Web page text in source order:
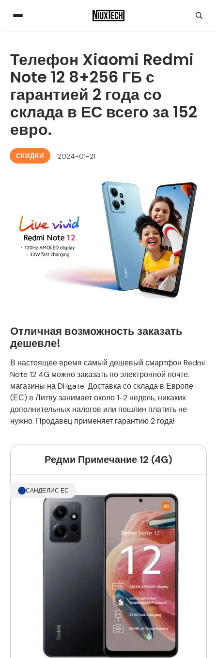
Телефон Xiaomi Redmi
Note 12 8+256 ГБ с
гарантией 2 года со
склада в ЕС всего за 152
евро.
СКИДКИ 2024-01-21
Отличная возможность заказать
дешевле!
В настоящее время самый дешевый смартфон Redmi
Note 12 4G можно заказать по электронной почте.
магазины на DHgate. Доставка со склада в Европе
(ЕС) в Литву занимает около 1-2 недель, никаких
дополнительных налогов или пошлин платить не
нужно. Продавец применяет гарантию 2 года!
Редми Примечание 12 (4G)
САНДЕЛИС ЕС